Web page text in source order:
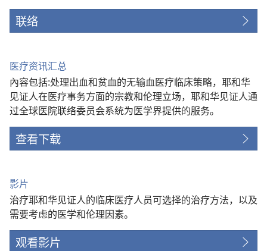
联络
医疗资讯汇总
內容包括:处理出血和贫血的无输血医疗临床策略，耶和华
见证人在医疗事务方面的宗教和伦理立场，耶和华见证人通
过全球医院联络委员会系统为医学界提供的服务。
查看下载
影片
治疗耶和华见证人的临床医疗人员可选择的治疗方法，以及
需要考虑的医学和伦理因素。
观看影片